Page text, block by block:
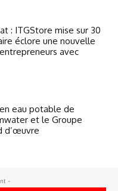
: ITGStore mise sur 30
éclore une nouvelle
avec
eau potable de
et le Groupe
d’œuvre
-